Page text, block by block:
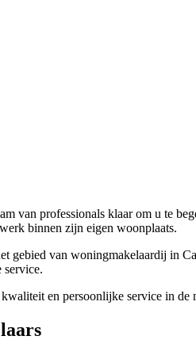
van professionals klaar om u te
binnen zijn eigen woonplaats.
van woningmakelaardij in
en persoonlijke service in